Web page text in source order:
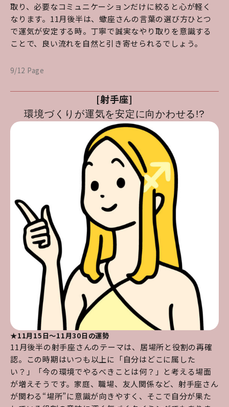
取り、必要なコミュニケーションだけに絞ると心が軽く
なります。11月後半は、蠍座さんの言葉の選び方ひとつ
で運気が安定する時。丁寧で誠実なやり取りを意識する
ことで、良い流れを自然と引き寄せられるでしょう。
9/12 Page
[射手座]
環境づくりが運気を安定に向かわせる!?
★11月15日～11月30日の運勢
11月後半の射手座さんのテーマは、居場所と役割の再確
認。この時期はいつも以上に「自分はどこに属した
い？」「今の環境でやるべきことは何？」と考える場面
が増えそうです。家庭、職場、友人関係など、射手座さん
が関わる“場所”に意識が向きやすく、そこで自分が果た